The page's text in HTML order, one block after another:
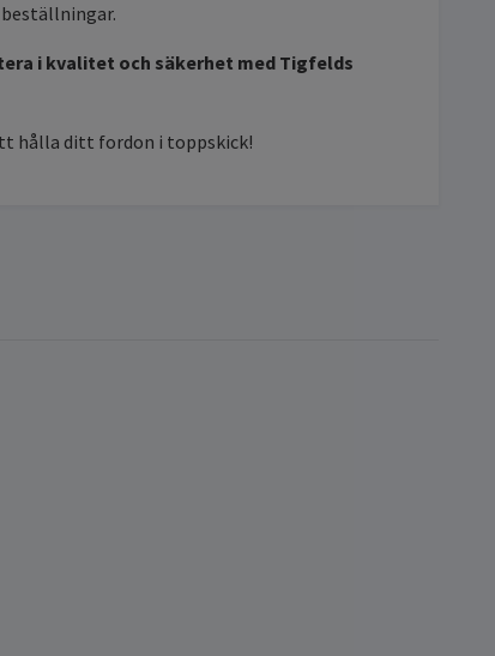
i kvalitet och säkerhet med Tigfelds
hålla ditt fordon i toppskick!